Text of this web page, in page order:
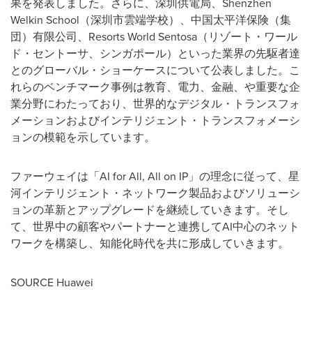
Welkin School（深圳市雲端学校）、中国太平洋保険（集
団）有限公司、Resorts World Sentosa（リゾート・ワール
ド・セントーサ、シンガポール）といった業界の先駆者達
とのグローバル・ショーケースについて公表しました。こ
れらのベンチマーク事例は教育、電力、金融、や重要な企
業分野にわたっており、世界的なデジタル・トランスフォ
メーションおよびインテリジェント・トランスフォメーシ
ョンの模範を示しています。
ファーウェイは「AI for All, All on IP」の理念に従って、星
河インテリジェント・ネットワーク製品およびソリューシ
ョンの革新とアップグレードを継続していきます。そし
て、世界中の顧客やパートナーと連携してAI中心のネット
ワークを構築し、知能化時代を共に形成していきます。
SOURCE Huawei